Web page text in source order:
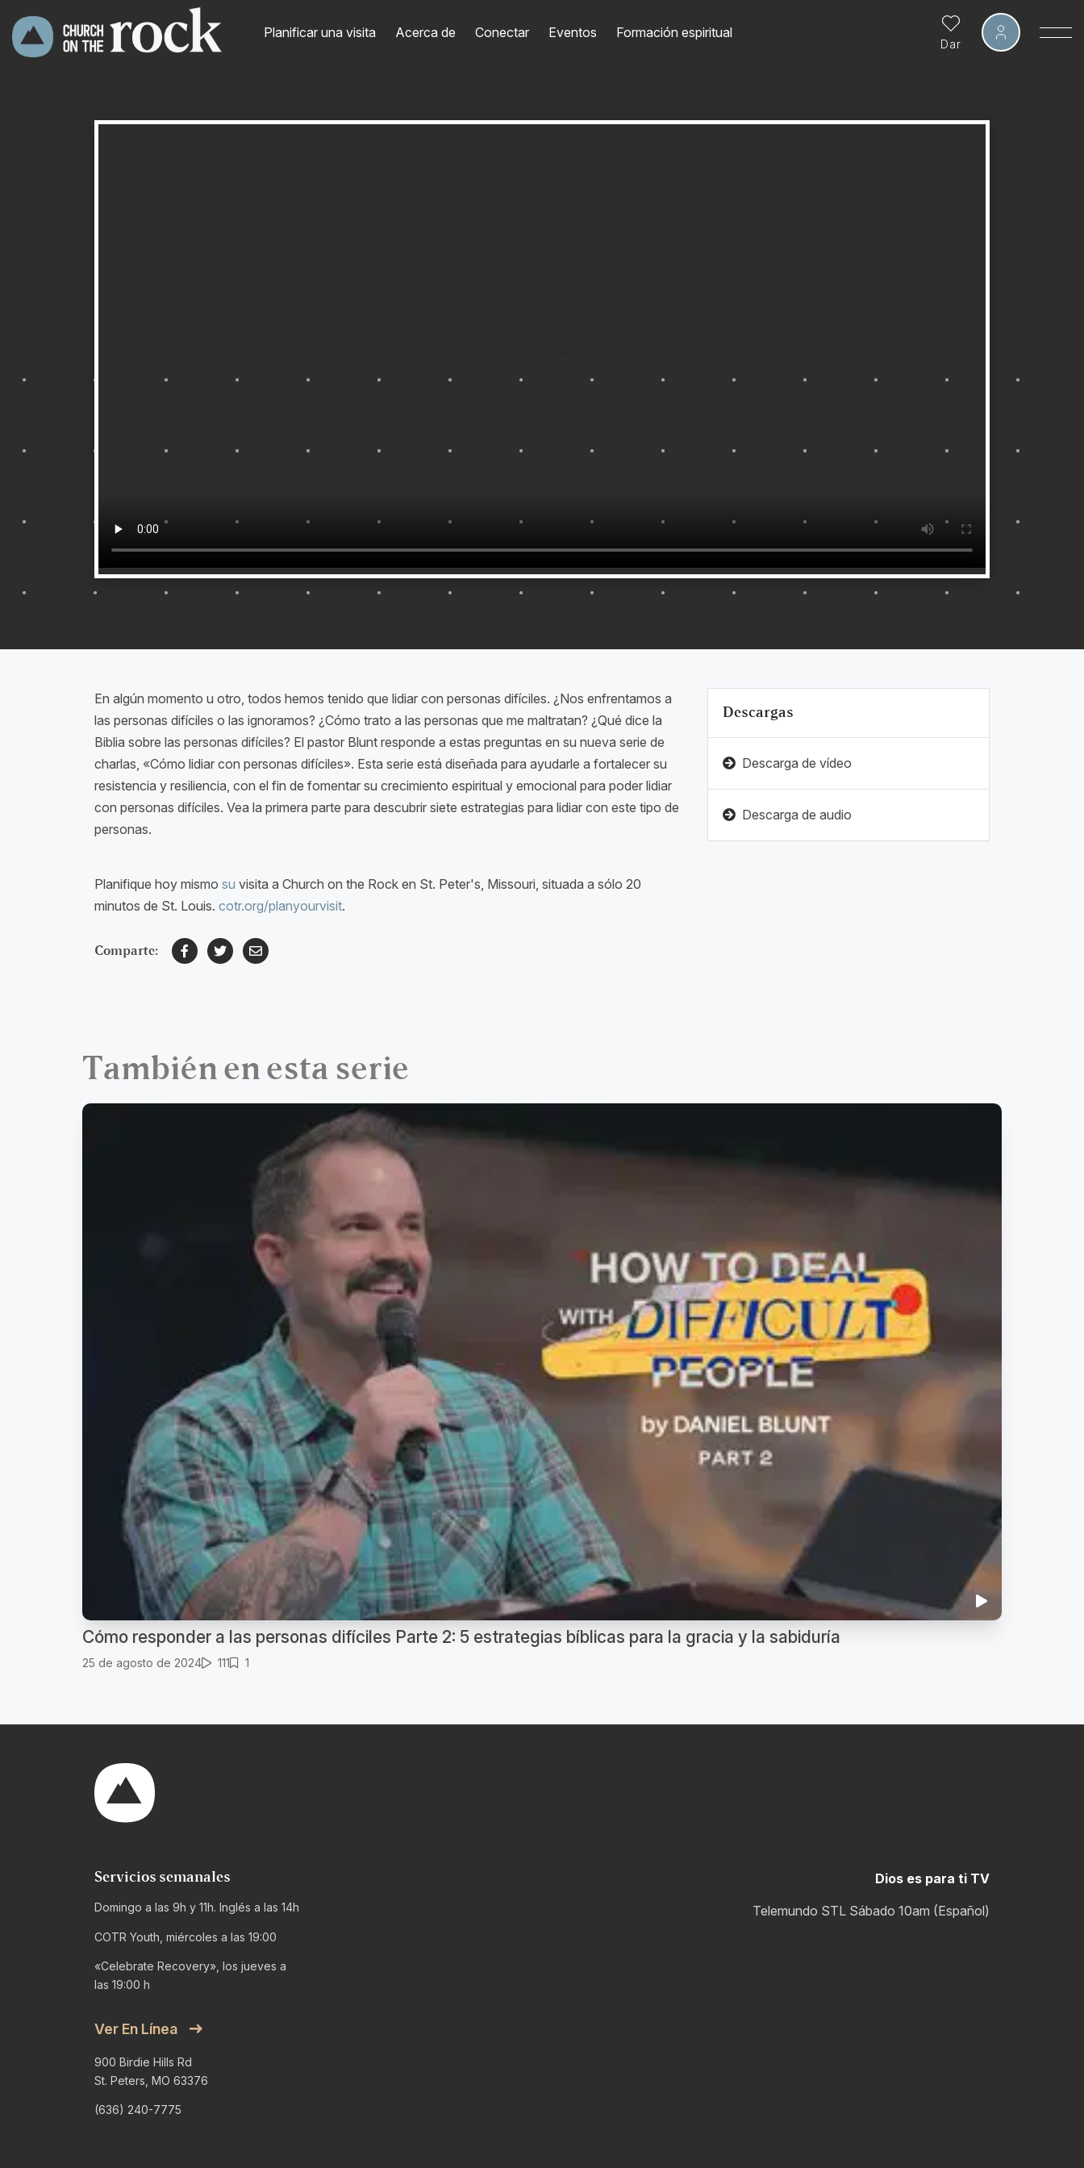
Planificar una visita Acerca de Conectar Eventos Formación espiritual
Dar
En algún momento u otro, todos hemos tenido que lidiar con personas difíciles. ¿Nos enfrentamos a
las personas difíciles o las ignoramos? ¿Cómo trato a las personas que me maltratan? ¿Qué dice la
Biblia sobre las personas difíciles? El pastor Blunt responde a estas preguntas en su nueva serie de
charlas, «Cómo lidiar con personas difíciles». Esta serie está diseñada para ayudarle a fortalecer su
resistencia y resiliencia, con el fin de fomentar su crecimiento espiritual y emocional para poder lidiar
con personas difíciles. Vea la primera parte para descubrir siete estrategias para lidiar con este tipo de
personas.
Planifique hoy mismo su visita a Church on the Rock en St. Peter's, Missouri, situada a sólo 20
minutos de St. Louis. cotr.org/planyourvisit.
Descargas
Descarga de vídeo
Descarga de audio
Comparte:
También en esta serie
Cómo responder a las personas difíciles Parte 2: 5 estrategias bíblicas para la gracia y la sabiduría
25 de agosto de 2024 111 1
Servicios semanales
Domingo a las 9h y 11h. Inglés a las 14h
COTR Youth, miércoles a las 19:00
«Celebrate Recovery», los jueves a
las 19:00 h
Ver En Línea
900 Birdie Hills Rd
St. Peters, MO 63376
(636) 240-7775
Dios es para ti TV
Telemundo STL Sábado 10am (Español)